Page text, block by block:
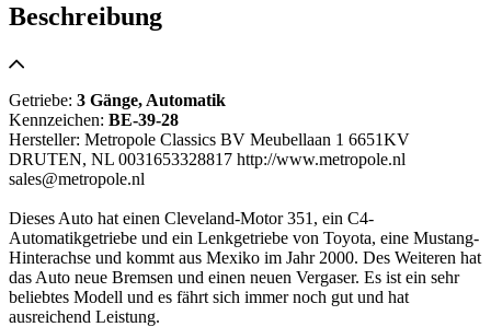
Beschreibung
Getriebe: 3 Gänge, Automatik
Kennzeichen: BE-39-28
Hersteller: Metropole Classics BV Meubellaan 1 6651KV
DRUTEN, NL 0031653328817 http://www.metropole.nl
sales@metropole.nl
Dieses Auto hat einen Cleveland-Motor 351, ein C4-
Automatikgetriebe und ein Lenkgetriebe von Toyota, eine Mustang-
Hinterachse und kommt aus Mexiko im Jahr 2000. Des Weiteren hat
das Auto neue Bremsen und einen neuen Vergaser. Es ist ein sehr
beliebtes Modell und es fährt sich immer noch gut und hat
ausreichend Leistung.